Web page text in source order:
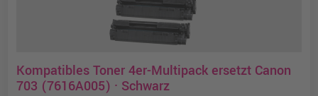
Kompatibles Toner 4er-Multipack ersetzt Canon
703 (7616A005) · Schwarz